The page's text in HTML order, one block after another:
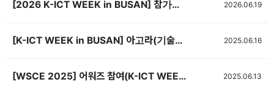
[2026 K-ICT WEEK in BUSAN] 참가업체 숙박 안내 2026.06.19
[K-ICT WEEK in BUSAN] 아고라(기술발표회장) 신청서 제출(~7/1, 선착순 마감) <기간연장> 2025.06.16
[WSCE 2025] 어워즈 참여(K-ICT WEEK in BUSAN 연계) 2025.06.13